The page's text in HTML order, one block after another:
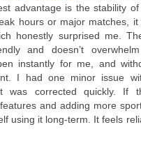
advantage is the stability of
hours or major matches, it
honestly surprised me.
and doesn’t
instantly for me, and
I had one minor issue
was corrected quickly. If
and adding more
using it long-term. It feels